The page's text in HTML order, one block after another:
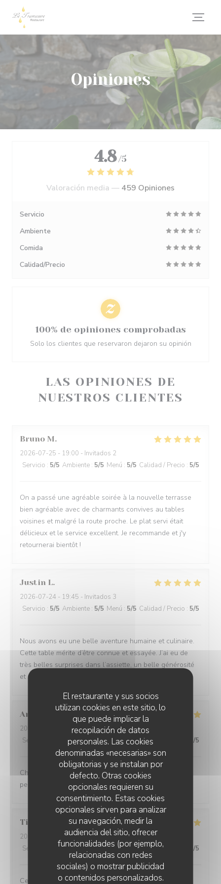
Personalización de sus opciones de cookies
El restaurante y sus socios
utilizan cookies en este sitio, lo
que puede implicar la
recopilación de datos
personales. Las cookies
denominadas «necesarias» son
obligatorias y se instalan por
defecto. Otras cookies
opcionales requieren su
consentimiento. Estas cookies
opcionales sirven para analizar
su navegación, medir la
audiencia del sitio, ofrecer
funcionalidades (por ejemplo,
relacionadas con redes
sociales) o mostrar publicidad
o contenidos personalizados.
Opiniones
LAS OPINIONES DE
NUESTROS CLIENTES
Bruno M
2026-07-25 - 19:00 - Invitados 2
Servicio : 5/5 Ambiente : 5/5 Menú : 5/5 Calidad / Precio : 5/5
On a passé une agréable soirée à la nouvelle terrasse
bien agréable avec de charmants convives au tables
voisines et malgré la route proche. Le plat servi était
délicieux et le service excellent. Je recommande et j'y
retournerai bientôt !
Justin L
2026-07-24 - 19:45 - Invitados 3
Servicio : 5/5 Ambiente : 5/5 Menú : 5/5 Calidad / Precio : 5/5
Nous avons eu une belle aventure humaine et culinaire.
Cette table mérite d’être connue et essayée. J’ai eu de
très belles surprises dans l’assiette, un belle générosité
et un service attentionné Merci à l’équipe en salle
Anaïs
2026-07-23
- 12:15 - Invitados 9
Servicio
Ambiente: 5/5 Menú: 5/5 Calidad / Precio /5
Charmant restaurant niché à Lessines. Menu exquis et
personnel adorable, n'hésitez pas !
Tiphanie
2026-07-23
- 12:00 - Invitados 2
Servicio
/5 Ambiente: 4/5 Menú:5 /5 Calidad / Precio /5
Ce fût un très bon moment. Des mets succulents et une
4.8 /5
Valoración media — 459 Opiniones
Servicio
Ambiente
Comida
Calidad/Precio
100% de opiniones comprobadas
Solo los clientes que reservaron dejaron su opinión